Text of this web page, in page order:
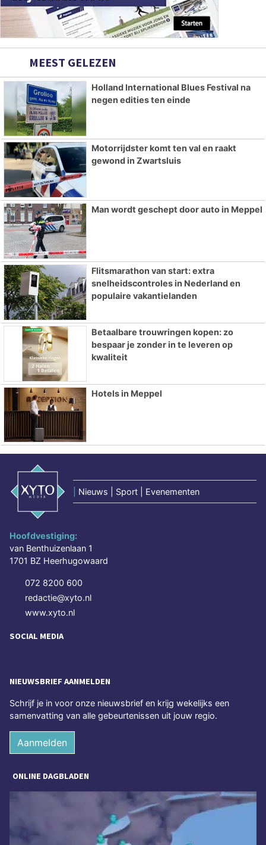
MEEST GELEZEN
Holland International Blues Festival na
negen edities ten einde
Motorrijdster komt ten val en raakt
gewond in Zwartsluis
Man wordt geschept door auto in Meppel
Flitsmarathon van start: extra
snelheidscontroles in Nederland en
populaire vakantielanden
Betaalbare trouwringen kopen: zo
bespaar je zonder in te leveren op
kwaliteit
Hotels in Meppel
Nieuws | Sport | Evenementen
Hoofdvestiging:
van Benthuizenlaan 1
1701 BZ Heerhugowaard
072 8200 600
redactie@xyto.nl
www.xyto.nl
SOCIAL MEDIA
NIEUWSBRIEF AANMELDEN
Schrijf je in voor onze nieuwsbrief en krijg wekelijks een
samenvatting van alle gebeurtenissen uit jouw regio.
Aanmelden
ONLINE DAGBLADEN